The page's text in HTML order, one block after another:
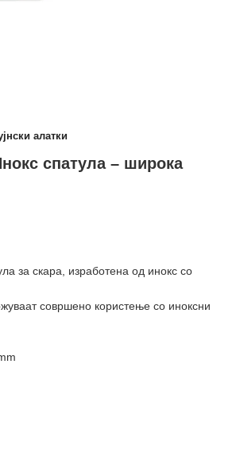
алатки
спатула – широка
за скара, изработена од инокс со
совршено користење со иноксни